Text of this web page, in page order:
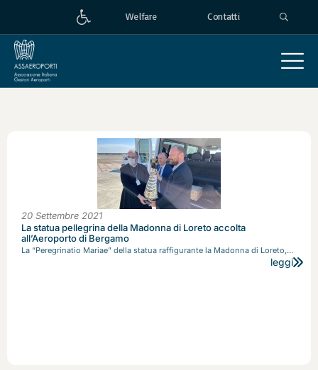
Welfare Contatti
20 Settembre 2021
La statua pellegrina della Madonna di Loreto accolta
all’Aeroporto di Bergamo
La “Peregrinatio Mariae” della statua raffigurante la Madonna di Loreto,...
leggi